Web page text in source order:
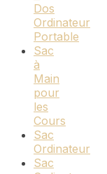
Dos
Ordinateur
Portable
Sac
à
Main
pour
les
Cours
Sac
Ordinateur
Sac